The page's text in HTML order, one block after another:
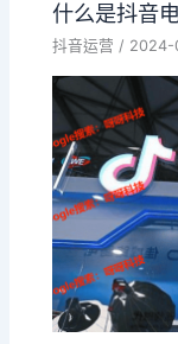
什么是抖音
抖音运营 / 2024-